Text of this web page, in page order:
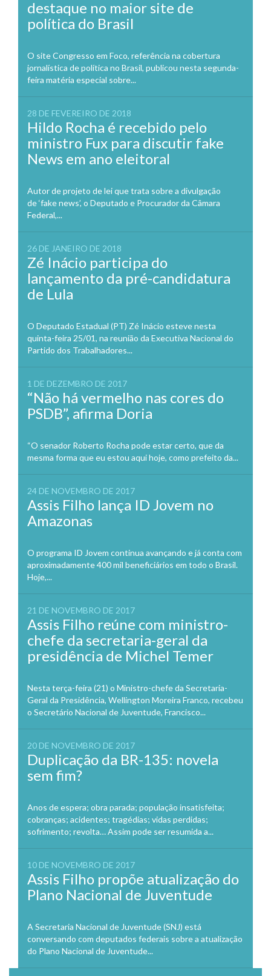
destaque no maior site de
política do Brasil
O site Congresso em Foco, referência na cobertura
jornalística de política no Brasil, publicou nesta segunda-
feira matéria especial sobre...
28 DE FEVEREIRO DE 2018
Hildo Rocha é recebido pelo
ministro Fux para discutir fake
News em ano eleitoral
Autor de projeto de lei que trata sobre a divulgação
de ‘fake news’, o Deputado e Procurador da Câmara
Federal,...
26 DE JANEIRO DE 2018
Zé Inácio participa do
lançamento da pré-candidatura
de Lula
O Deputado Estadual (PT) Zé Inácio esteve nesta
quinta-feira 25/01, na reunião da Executiva Nacional do
Partido dos Trabalhadores...
1 DE DEZEMBRO DE 2017
“Não há vermelho nas cores do
PSDB”, afirma Doria
“O senador Roberto Rocha pode estar certo, que da
mesma forma que eu estou aqui hoje, como prefeito da...
24 DE NOVEMBRO DE 2017
Assis Filho lança ID Jovem no
Amazonas
O programa ID Jovem continua avançando e já conta com
aproximadamente 400 mil beneficiários em todo o Brasil.
Hoje,...
21 DE NOVEMBRO DE 2017
Assis Filho reúne com ministro-
chefe da secretaria-geral da
presidência de Michel Temer
Nesta terça-feira (21) o Ministro-chefe da Secretaria-
Geral da Presidência, Wellington Moreira Franco, recebeu
o Secretário Nacional de Juventude, Francisco...
20 DE NOVEMBRO DE 2017
Duplicação da BR-135: novela
sem fim?
Anos de espera; obra parada; população insatisfeita;
cobranças; acidentes; tragédias; vidas perdidas;
sofrimento; revolta… Assim pode ser resumida a...
10 DE NOVEMBRO DE 2017
Assis Filho propõe atualização do
Plano Nacional de Juventude
A Secretaria Nacional de Juventude (SNJ) está
conversando com deputados federais sobre a atualização
do Plano Nacional de Juventude...